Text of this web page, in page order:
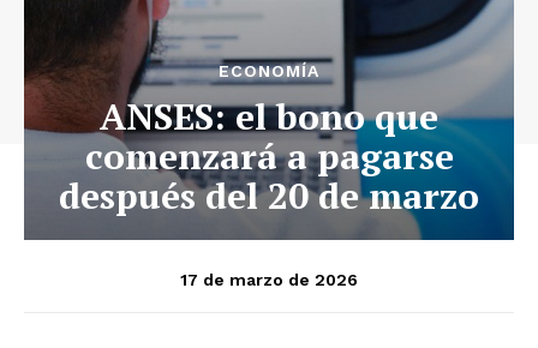
ECONOMÍA
ANSES: el bono que
comenzará a pagarse
después del 20 de marzo
17 de marzo de 2026